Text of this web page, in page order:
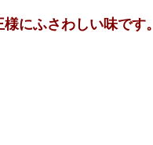
にふさわしい味です。